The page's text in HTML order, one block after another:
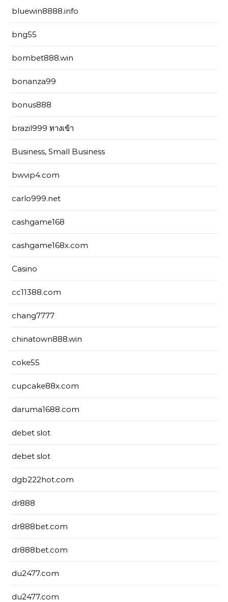
bluewin8888.info
bng55
bombet888.win
bonanza99
bonus888
brazil999 ทางเข้า
Business, Small Business
bwvip4.com
carlo999.net
cashgame168
cashgame168x.com
Casino
cc11388.com
chang7777
chinatown888.win
coke55
cupcake88x.com
daruma1688.com
debet slot
debet slot
dgb222hot.com
dr888
dr888bet.com
dr888bet.com
du2477.com
du2477.com